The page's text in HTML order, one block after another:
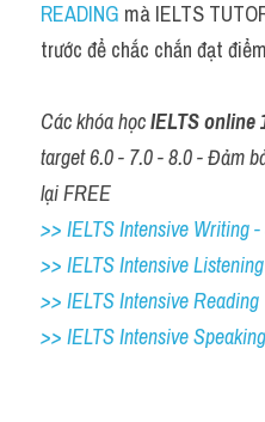
READING mà IELTS
trước để chắc chắn đạt
Các khóa học IELTS online
target 6.0 - 7.0 - 8.0 - Đảm
lại FREE
>> IELTS Intensive Writing
>> IELTS Intensive Listening
>> IELTS Intensive Reading
>> IELTS Intensive Speaking